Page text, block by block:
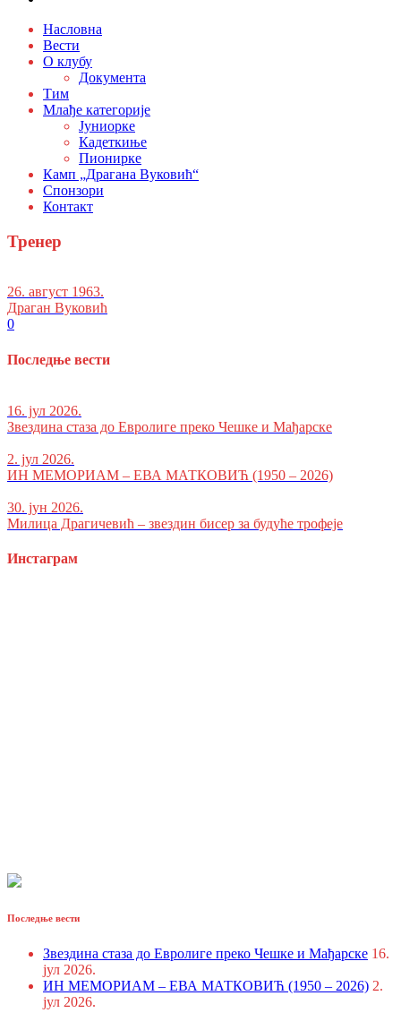
Насловна
Вести
О клубу
Документа
Тим
Млађе категорије
Јуниорке
Кадеткиње
Пионирке
Камп „Драгана Вуковић“
Спонзори
Контакт
Тренер
26. август 1963.
Драган Вуковић
0
Последње вести
16. јул 2026.
Звездина стаза до Евролиге преко Чешке и Мађарске
2. јул 2026.
ИН МЕМОРИАМ – ЕВА МАТКОВИЋ (1950 – 2026)
30. јун 2026.
Милица Драгичевић – звездин бисер за будуће трофеје
Инстаграм
Последње вести
Звездина стаза до Евролиге преко Чешке и Мађарске 16.
јул 2026.
ИН МЕМОРИАМ – ЕВА МАТКОВИЋ (1950 – 2026) 2.
јул 2026.